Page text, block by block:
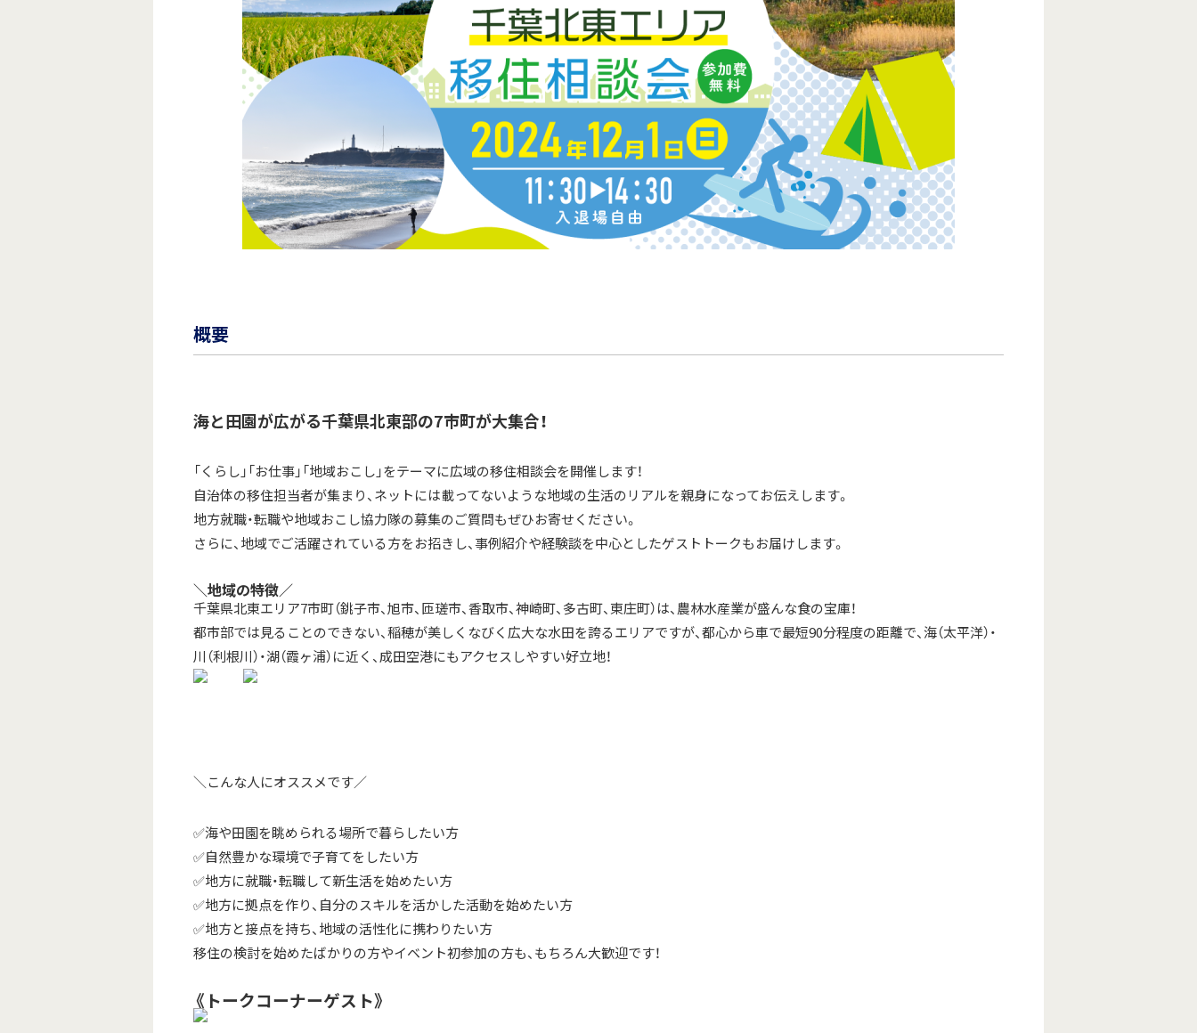
概要
海と田園が広がる千葉県北東部の7市町が大集合！
「くらし」「お仕事」「地域おこし」をテーマに広域の移住相談会を開催します！
自治体の移住担当者が集まり、ネットには載ってないような地域の生活のリアルを親身になってお伝えします。
地方就職・転職や地域おこし協力隊の募集のご質問もぜひお寄せください。
さらに、地域でご活躍されている方をお招きし、事例紹介や経験談を中心としたゲストトークもお届けします。
＼地域の特徴／
千葉県北東エリア7市町（銚子市、旭市、匝瑳市、香取市、神崎町、多古町、東庄町）は、農林水産業が盛んな食の宝庫！
都市部では見ることのできない、稲穂が美しくなびく広大な水田を誇るエリアですが、都心から車で最短90分程度の距離で、海（太平洋）・
川（利根川）・湖（霞ヶ浦）に近く、成田空港にもアクセスしやすい好立地！
＼こんな人にオススメです／
✅海や田園を眺められる場所で暮らしたい方
✅自然豊かな環境で子育てをしたい方
✅地方に就職・転職して新生活を始めたい方
✅地方に拠点を作り、自分のスキルを活かした活動を始めたい方
✅地方と接点を持ち、地域の活性化に携わりたい方
移住の検討を始めたばかりの方やイベント初参加の方も、もちろん大歓迎です！
《トークコーナーゲスト》